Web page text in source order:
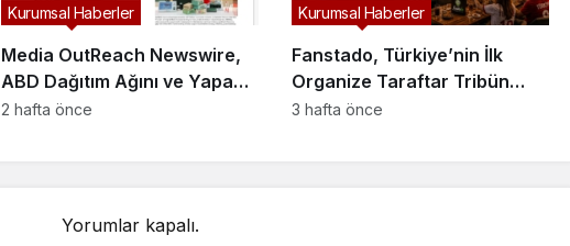
Media OutReach Newswire,
ABD Dağıtım Ağını ve Yapay
Zekâ Görünürlüğünü
Kurumsal Haberler
2 hafta önce
Fanstado, Türkiye’nin İlk
Organize Taraftar Tribün
Ağını Kuruyor: İşletmeler İçin
Kurumsal Haberler
3 hafta önce
Yorumlar kapalı.